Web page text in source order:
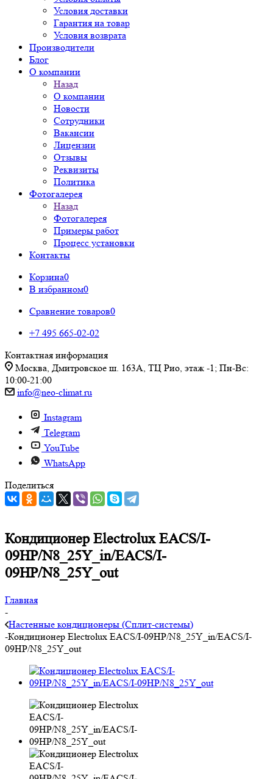
Условия доставки
Гарантия на товар
Условия возврата
Производители
Блог
О компании
Назад
О компании
Новости
Сотрудники
Вакансии
Лицензии
Отзывы
Реквизиты
Политика
Фотогалерея
Назад
Фотогалерея
Примеры работ
Процесс установки
Контакты
Корзина0
В избранном0
Сравнение товаров0
+7 495 665-02-02
Контактная информация
Москва, Дмитровское ш. 163А, ТЦ Рио, этаж -1; Пн-Вс:
10:00-21:00
info@neo-climat.ru
Instagram
Telegram
YouTube
WhatsApp
Поделиться
Кондиционер Electrolux EACS/I-
09HP/N8_25Y_in/EACS/I-
09HP/N8_25Y_out
Главная
-
Настенные кондиционеры (Сплит-системы)
-Кондиционер Electrolux EACS/I-09HP/N8_25Y_in/EACS/I-
09HP/N8_25Y_out